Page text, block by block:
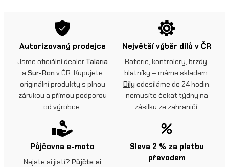
Autorizovaný prodejce
Jsme oficiální dealer Talaria
a Sur-Ron v ČR. Kupujete
originální produkty s plnou
zárukou a přímou podporou
od výrobce.
Největší výběr dílů v ČR
Baterie, kontrolery, brzdy,
blatníky – máme skladem.
Díly odesíláme do 24 hodin,
nemusíte čekat týdny na
zásilku ze zahraničí.
Půjčovna e-moto
Nejste si jistí? Půjčte si
Sleva 2 % za platbu
převodem